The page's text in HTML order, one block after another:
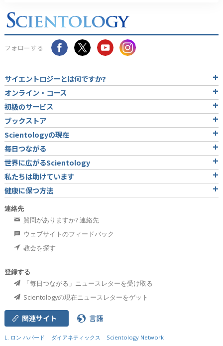
フォローする
サイエントロジーとは何ですか?
オンライン・コース
初級のサービス
ブックストア
Scientologyの現在
毎日つながる
世界に広がるScientology
私たちは助けています
健康に保つ方法
連絡先
質問がありますか? 連絡先
ウェブサイトのフィードバック
教会を探す
登録する
「毎日つながる」ニュースレターを受け取る
Scientologyの現在ニュースレターをゲット
関連サイト 言語
L. ロン ハバード ダイアネティックス
Scientology Network